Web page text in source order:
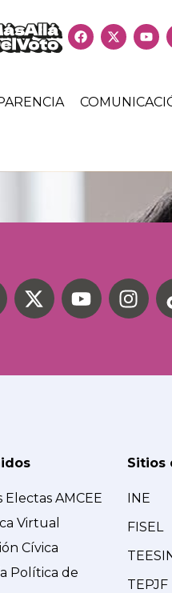
Electas AMCEE
Virtual
Cívica
Política de
Sitios
INE
FISEL
TEPJF